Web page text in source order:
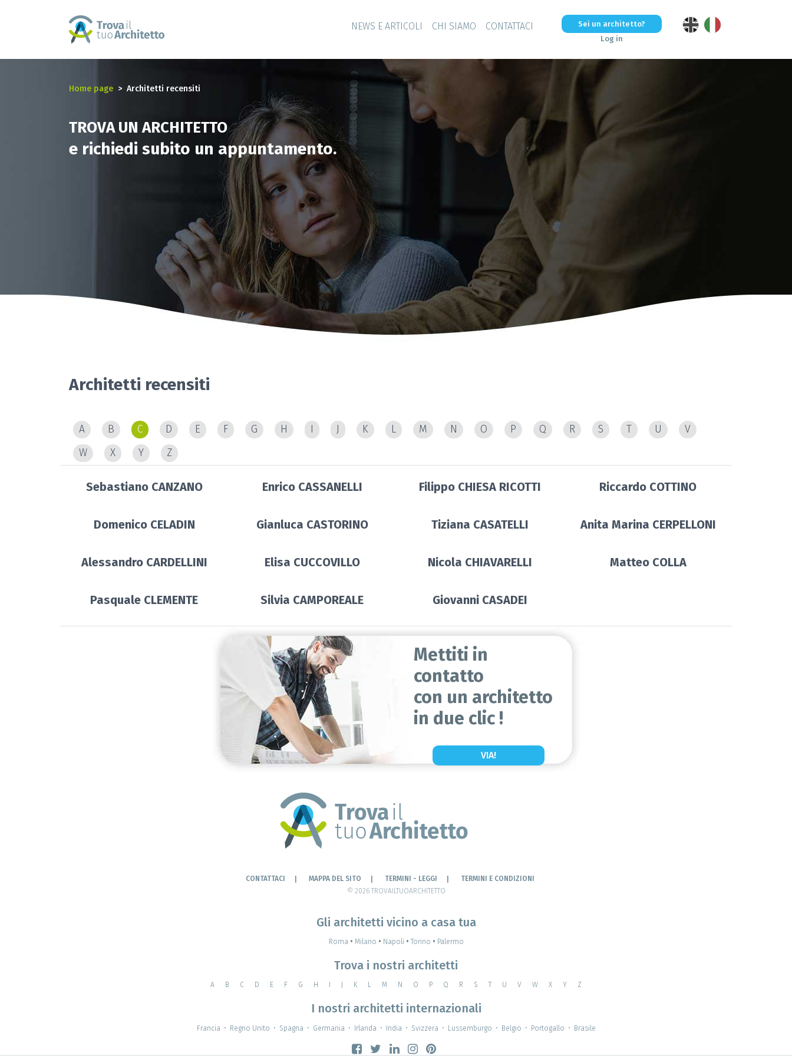
NEWS E ARTICOLI CHI SIAMO CONTATTACI
Sei un architetto?
Log in
Home page Architetti recensiti
TROVA UN ARCHITETTO
e richiedi subito un appuntamento.
Architetti recensiti
A B C D E F G H J K L M N O P Q R S T U
V
W
X Y Z
Sebastiano CANZANO Enrico CASSANELLI Filippo CHIESA RICOTTI Riccardo COTTINO
Domenico CELADIN Gianluca CASTORINO Tiziana CASATELLI Anita Marina CERPELLONI
Alessandro CARDELLINI Elisa CUCCOVILLO Nicola CHIAVARELLI Matteo COLLA
Pasquale CLEMENTE Silvia CAMPOREALE Giovanni CASADEI
Mettiti in
contatto
con un architetto
in due clic !
VIA!
CONTATTACI MAPPA DEL SITO TERMINI - LEGGI
TERMINI E CONDIZIONI
© 2026 TROVAILTUOARCHITETTO
Gli architetti vicino a casa tua
Roma • Milano • Napoli • Torino • Palermo
Trova i nostri architetti
A B C D E F G H K L M N O P Q R S T U V W X Y Z
I nostri architetti internazionali
Francia • Regno Unito • Spagna • Germania • Irlanda • India • Svizzera • Lussemburgo • Belgio • Portogallo • Brasile